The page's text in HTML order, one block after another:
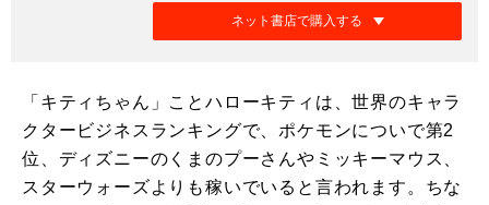
ネット書店で購入する
「キティちゃん」ことハローキティは、世界のキャラ
クタービジネスランキングで、ポケモンについで第2
位、ディズニーのくまのプーさんやミッキーマウス、
スターウォーズよりも稼いでいると言われます。ちな